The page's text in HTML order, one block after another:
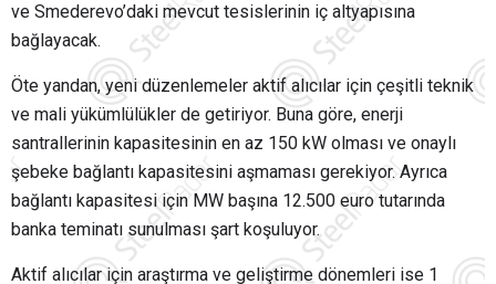
ve Smederevo’daki mevcut tesislerinin iç altyapısına
bağlayacak.
Öte yandan, yeni düzenlemeler aktif alıcılar için çeşitli teknik
ve mali yükümlülükler de getiriyor. Buna göre, enerji
santrallerinin kapasitesinin en az 150 kW olması ve onaylı
şebeke bağlantı kapasitesini aşmaması gerekiyor. Ayrıca
bağlantı kapasitesi için MW başına 12.500 euro tutarında
banka teminatı sunulması şart koşuluyor.
Aktif alıcılar için araştırma ve geliştirme dönemleri ise 1